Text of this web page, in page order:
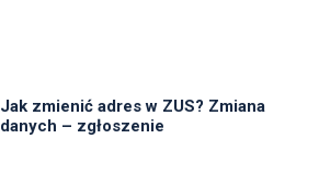
Jak zmienić adres w ZUS? Zmiana
danych – zgłoszenie